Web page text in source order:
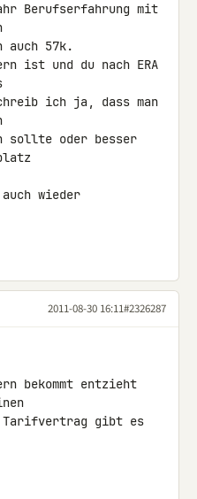
Berufserfahrung mit
auch 57k.
ist und du nach ERA
ich ja, dass man
sollte oder besser
wieder
2011-08-30 16:11#2326287
bekommt entzieht
Tarifvertrag gibt es